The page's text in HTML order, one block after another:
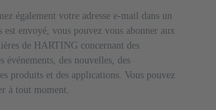
également votre adresse e-mail dans un
envoyé, vous pouvez vous abonner aux
de HARTING concernant des
événements, des nouvelles, des
produits et des applications. Vous pouvez
à tout moment.